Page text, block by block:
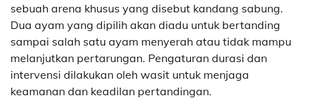
sebuah arena khusus yang disebut kandang sabung.
Dua ayam yang dipilih akan diadu untuk bertanding
sampai salah satu ayam menyerah atau tidak mampu
melanjutkan pertarungan. Pengaturan durasi dan
intervensi dilakukan oleh wasit untuk menjaga
keamanan dan keadilan pertandingan.